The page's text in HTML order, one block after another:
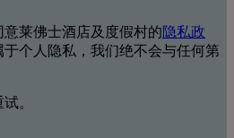
莱佛士酒店及度假村的隐私政
于个人隐私，我们绝不会与任何第
。